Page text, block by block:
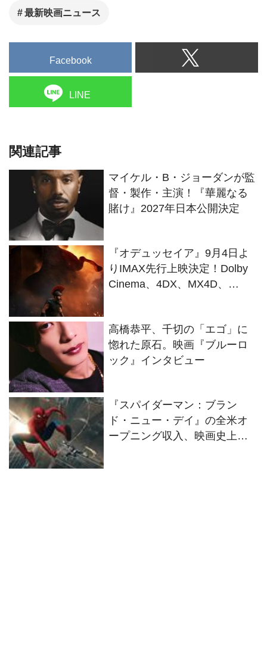
最新映画ニュース
Facebook
LINE
関連記事
マイケル・B・ジョーダンが監
督・製作・主演！『華麗なる
賭け』2027年日本公開決定
『オデュッセイア』9月4日よ
りIMAX先行上映決定！Dolby
Cinema、4DX、MX4D、
高橋恭平、千切の「エゴ」に
惚れた原石。映画『ブルーロ
ック』インタビュー
『スパイダーマン：ブラン
ド・ニュー・デイ』の全米オ
ープニング収入、映画史上歴